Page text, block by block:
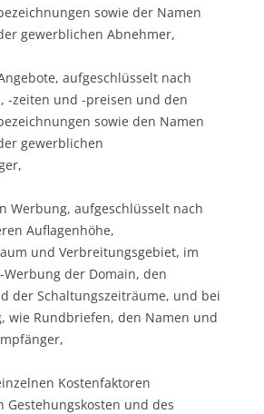
sowie der Namen
gewerblichen Abnehmer,
aufgeschlüsselt nach
-zeiten und -preisen und den
sowie den Namen
gewerblichen
Werbung, aufgeschlüsselt nach
Auflagenhöhe,
und Verbreitungsgebiet, im
der Domain, den
der Schaltungszeiträume, und bei
wie Rundbriefen, den Namen und
Kostenfaktoren
Gestehungskosten und des